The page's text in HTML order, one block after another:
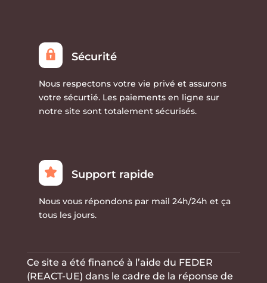
Sécurité
Nous respectons votre vie privé et assurons
votre sécurtié. Les paiements en ligne sur
notre site sont totalement sécurisés.
Support rapide
Nous vous répondons par mail 24h/24h et ça
tous les jours.
Ce site a été financé à l’aide du FEDER
(REACT-UE) dans le cadre de la réponse de